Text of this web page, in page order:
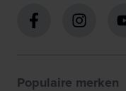
Populaire merken